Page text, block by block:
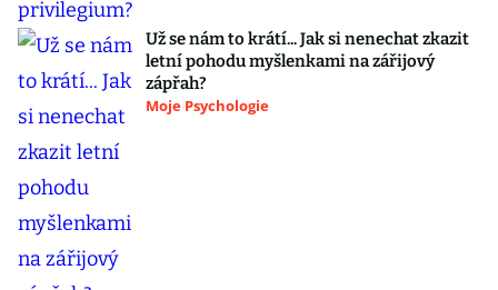
Už se nám to krátí... Jak si nenechat zkazit
letní pohodu myšlenkami na zářijový
zápřah?
Moje Psychologie